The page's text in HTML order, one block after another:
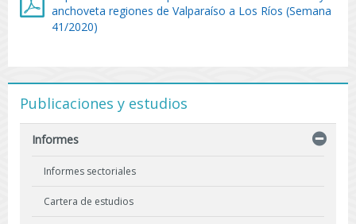
anchoveta regiones de Valparaíso a Los Ríos (Semana
41/2020)
Publicaciones y estudios
Informes
Informes sectoriales
Cartera de estudios